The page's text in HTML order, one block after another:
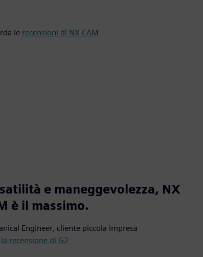
le recensioni di NX CAM
e maneggevolezza, NX
è il massimo.
Engineer, cliente piccola impresa
recensione di G2